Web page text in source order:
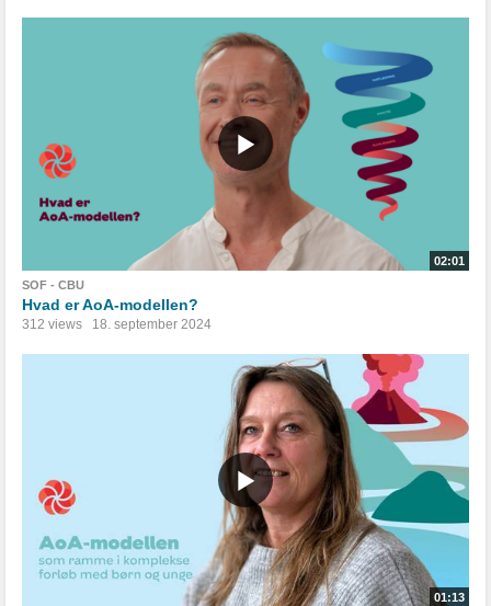
02:01
SOF - CBU
Hvad er AoA-modellen?
312 views 18. september 2024
01:13